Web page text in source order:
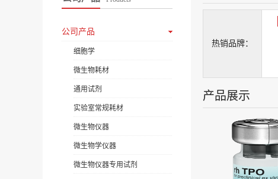
公司产品
细胞学
微生物耗材
通用试剂
实验室常规耗材
微生物仪器
微生物学仪器
微生物仪器专用试剂
热销品牌：
产品展示